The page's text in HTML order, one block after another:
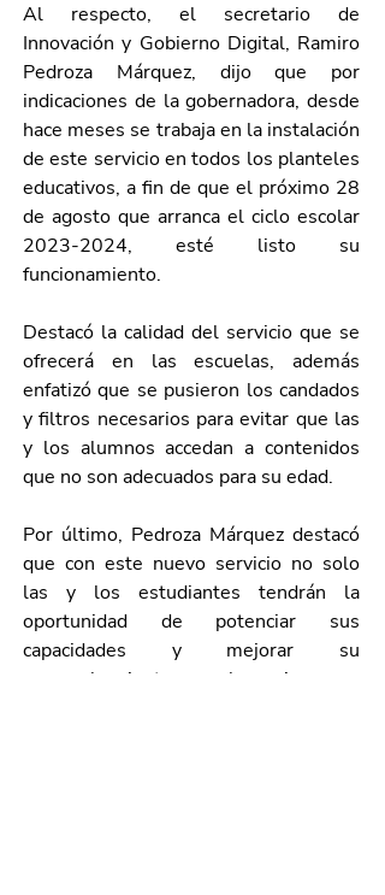
Al respecto, el secretario de
Innovación y Gobierno Digital, Ramiro
Pedroza Márquez, dijo que por
indicaciones de la gobernadora, desde
hace meses se trabaja en la instalación
de este servicio en todos los planteles
educativos, a fin de que el próximo 28
de agosto que arranca el ciclo escolar
2023-2024, esté listo su
funcionamiento.
Destacó la calidad del servicio que se
ofrecerá en las escuelas, además
enfatizó que se pusieron los candados
y filtros necesarios para evitar que las
y los alumnos accedan a contenidos
que no son adecuados para su edad.
Por último, Pedroza Márquez destacó
que con este nuevo servicio no solo
las y los estudiantes tendrán la
oportunidad de potenciar sus
capacidades y mejorar su
aprovechamiento escolar, sino que